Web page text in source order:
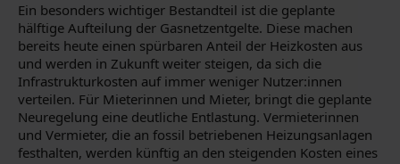
Ein besonders wichtiger Bestandteil ist die geplante
hälftige Aufteilung der Gasnetzentgelte. Diese machen
bereits heute einen spürbaren Anteil der Heizkosten aus
und werden in Zukunft weiter steigen, da sich die
Infrastrukturkosten auf immer weniger Nutzer:innen
verteilen. Für Mieterinnen und Mieter, bringt die geplante
Neuregelung eine deutliche Entlastung. Vermieterinnen
und Vermieter, die an fossil betriebenen Heizungsanlagen
festhalten, werden künftig an den steigenden Kosten eines